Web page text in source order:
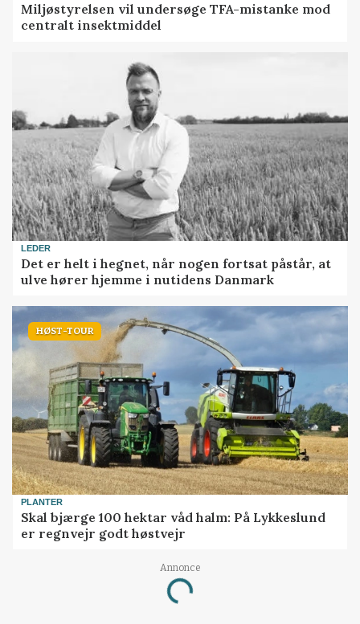
Miljøstyrelsen vil undersøge TFA-mistanke mod
centralt insektmiddel
LEDER
Det er helt i hegnet, når nogen fortsat påstår, at
ulve hører hjemme i nutidens Danmark
HØST-TOUR
PLANTER
Skal bjærge 100 hektar våd halm: På Lykkeslund
er regnvejr godt høstvejr
Annonce
Loading...